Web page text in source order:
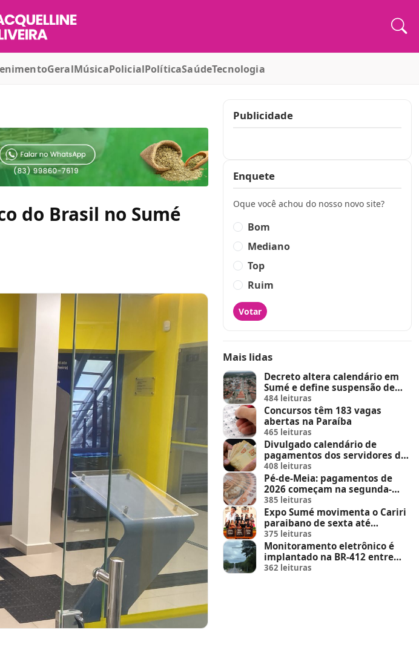
GeralMúsicaPolicialPolíticaSaúdeTecnologia
do Brasil no Sumé
Publicidade
Enquete
Oque você achou do nosso novo site?
Bom
Mediano
Top
Ruim
Votar
Mais lidas
Decreto altera calendário em
Sumé e define suspensão de
feira de animais e feriados
484 leituras
Concursos têm 183 vagas
abertas na Paraíba
465 leituras
Divulgado calendário de
pagamentos dos servidores do
Estado
408 leituras
Pé-de-Meia: pagamentos de
2026 começam na segunda-
feira (23)
385 leituras
Expo Sumé movimenta o Cariri
paraibano de sexta até
domingo
375 leituras
Monitoramento eletrônico é
implantado na BR-412 entre
Monteiro e Sumé, no Cariri para
362 leituras